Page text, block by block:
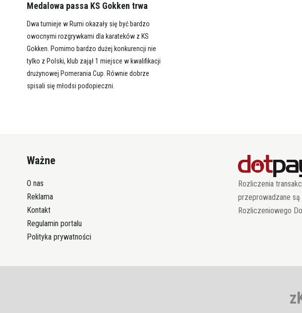
Medalowa passa KS Gokken trwa
Dwa turnieje w Rumi okazały się być bardzo
owocnymi rozgrywkami dla karateków z KS
Gokken. Pomimo bardzo dużej konkurencji nie
tylko z Polski, klub zajął 1 miejsce w kwalifikacji
drużynowej Pomerania Cup. Równie dobrze
spisali się młodsi podopieczni.
Ważne
O nas
Reklama
Kontakt
Regulamin portalu
Polityka prywatności
Rozliczenia
przeprowadzane
Rozliczeniowego